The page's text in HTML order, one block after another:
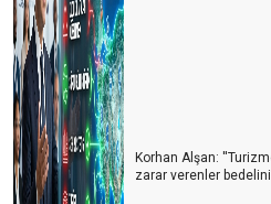
2025: KİTLE TURİZMİNİN EN PAHALI
Bir Müze Hikâyesi
MÜZE MESELESİ
TURİZMDE ARTILARIMIZ,
BU YAZ ÇOK SICAK OLACAK!
Korhan Alşan:
zarar verenler